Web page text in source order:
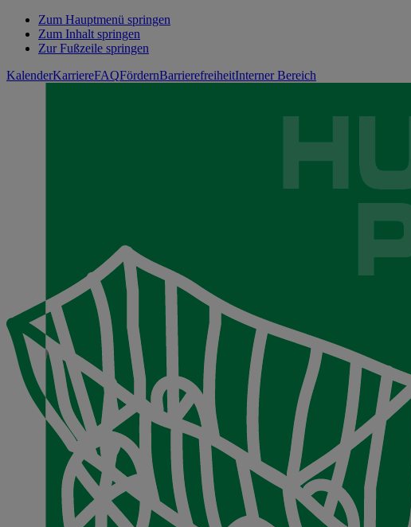
Zum Hauptmenü springen
Zum Inhalt springen
Zur Fußzeile springen
KalenderKarriereFAQFördernBarrierefreiheitInterner Bereich